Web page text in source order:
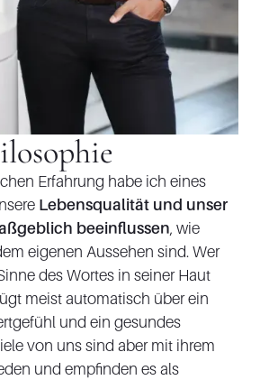
Erfahrung habe ich eines
Lebensqualität und unser
beeinflussen, wie
eigenen Aussehen sind. Wer
des Wortes in seiner Haut
meist automatisch über ein
und ein gesundes
von uns sind aber mit ihrem
und empfinden es als